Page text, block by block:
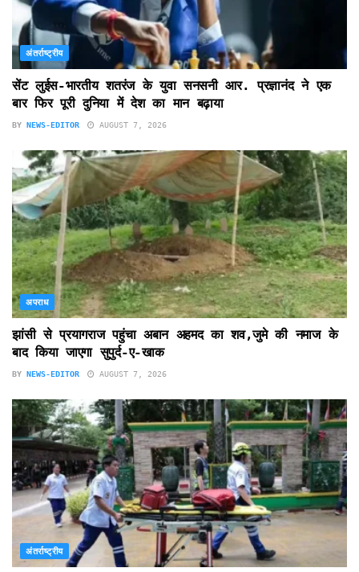
अंतर्राष्ट्रीय
सेंट लुईस-भारतीय शतरंज के युवा सनसनी आर. प्रज्ञानंद ने एक
बार फिर पूरी दुनिया में देश का मान बढ़ाया
BY NEWS-EDITOR AUGUST 7, 2026
अपराध
झांसी से प्रयागराज पहुंचा अबान अहमद का शव,जुमे की नमाज के
बाद किया जाएगा सुपुर्द-ए-खाक
BY NEWS-EDITOR AUGUST 7, 2026
अंतर्राष्ट्रीय